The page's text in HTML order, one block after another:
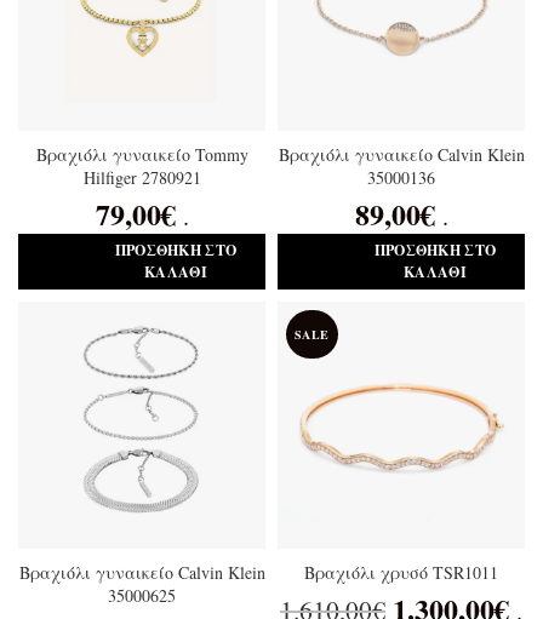
Βραχιόλι γυναικείο Tommy
Hilfiger 2780921
79,00€ .
ΠΡΟΣΘΉΚΗ ΣΤΟ
ΚΑΛΆΘΙ
Βραχιόλι γυναικείο Calvin Klein
35000136
89,00€ .
ΠΡΟΣΘΉΚΗ ΣΤΟ
ΚΑΛΆΘΙ
Βραχιόλι γυναικείο Calvin Klein
35000625
SALE
Βραχιόλι χρυσό TSR1011
1.610,00€ 1.300,00€ .